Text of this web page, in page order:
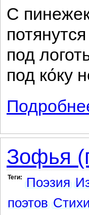
С
под
под ко́ку
Зофья
Теги: Поэзия
поэтов